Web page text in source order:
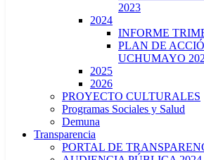
2023
2024
INFORME
PLAN DE
UCHUMAYO
2025
2026
PROYECTO CULTURALES
Programas Sociales y Salud
Demuna
Transparencia
PORTAL DE